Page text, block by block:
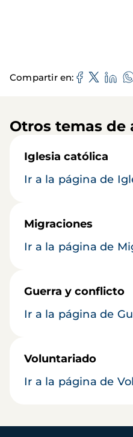
Compartir en
Otros temas de
Iglesia católica
Ir a la página de
Migraciones
Ir a la página de
Guerra y conflicto
Ir a la página de
Voluntariado
Ir a la página de